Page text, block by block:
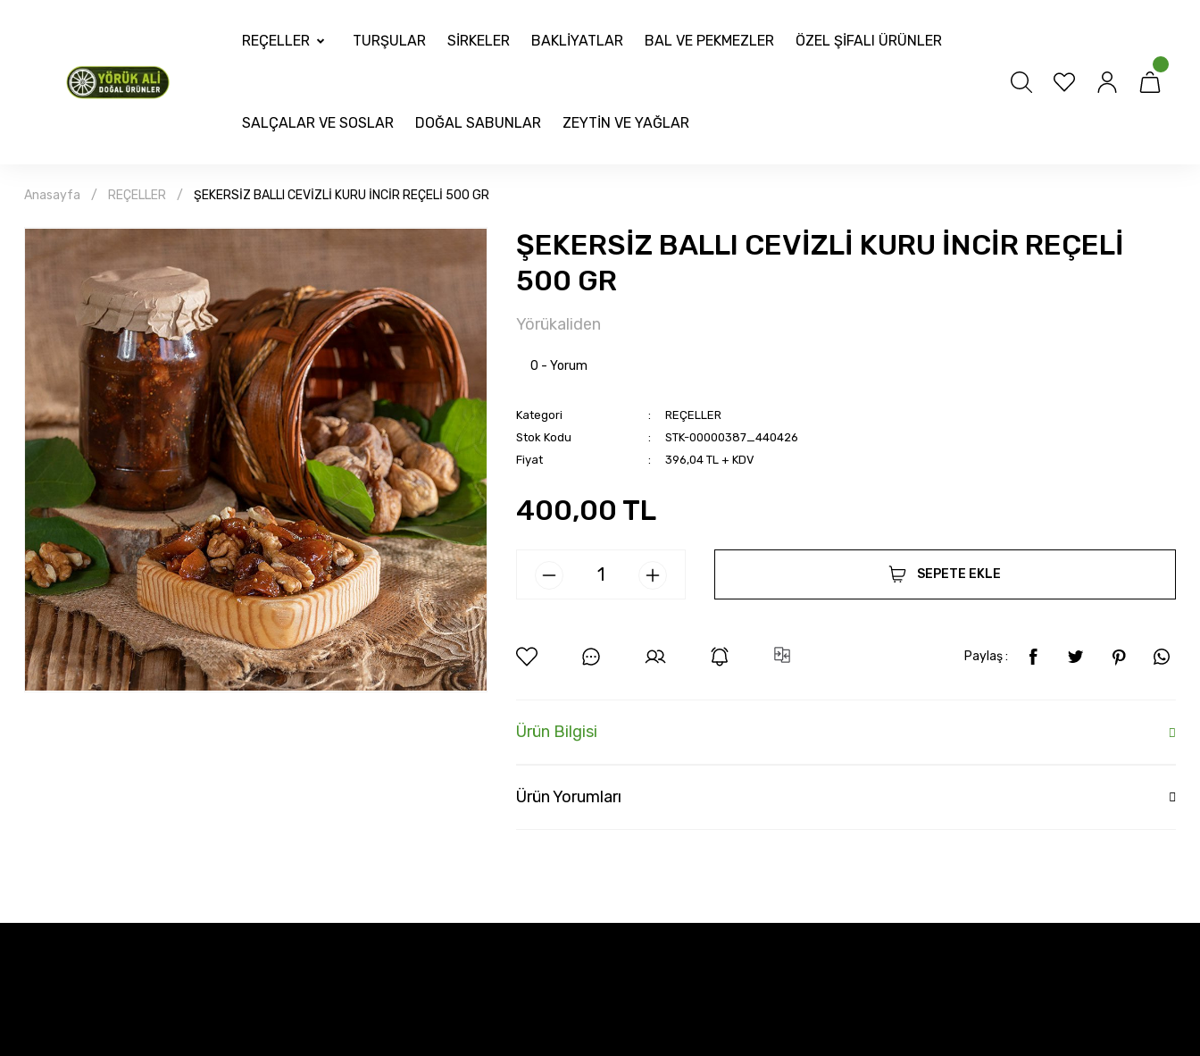
REÇELLER TURŞULAR SİRKELER BAKLİYATLAR BAL VE PEKMEZLER ÖZEL ŞİFALI ÜRÜNLER
SALÇALAR VE SOSLAR DOĞAL SABUNLAR ZEYTİN VE YAĞLAR
Anasayfa REÇELLER ŞEKERSİZ BALLI CEVİZLİ KURU İNCİR REÇELİ 500 GR
ŞEKERSİZ BALLI CEVİZLİ KURU İNCİR REÇELİ
500 GR
Yörükaliden
0 - Yorum
Kategori
REÇELLER
Stok Kodu
STK-00000387_440426
Fiyat
396,04 TL + KDV
400,00 TL
SEPETE EKLE
Paylaş :
Ürün Bilgisi
Ürün Yorumları